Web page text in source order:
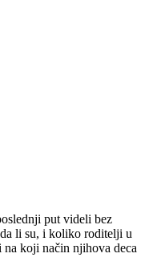
put videli bez
li su, i koliko roditelji u
na koji način njihova deca